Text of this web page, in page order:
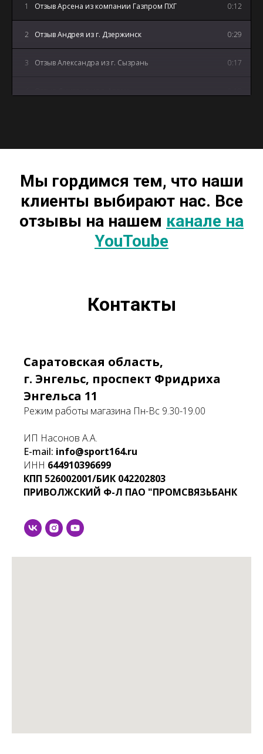
1 Отзыв Арсена из компании Газпром ПХГ 0:12
2 Отзыв Андрея из г. Дзержинск 0:29
3 Отзыв Александра из г. Сызрань 0:17
Мы гордимся тем, что наши
клиенты выбирают нас. Все
отзывы на нашем канале на
YouToube
Контакты
Саратовская область,
г. Энгельс, проспект Фридриха
Энгельса 11
Режим работы магазина Пн-Вс 9.30-19.00
ИП Насонов А.А.
E-mail: info@sport164.ru
ИНН 644910396699
КПП 526002001/БИК 042202803
ПРИВОЛЖСКИЙ Ф-Л ПАО "ПРОМСВЯЗЬБАНК